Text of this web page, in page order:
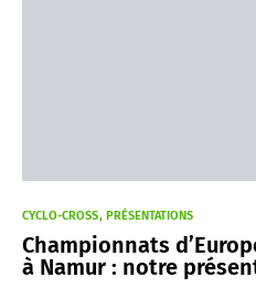
CYCLO-CROSS PRÉSENTATIONS
Championnats
à Namur : notre